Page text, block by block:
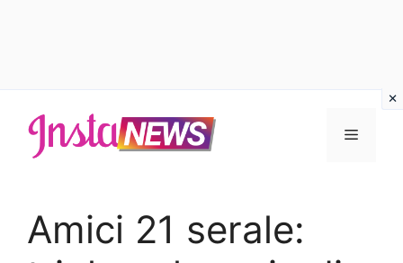
contenuto
Menu
Amici 21 serale: